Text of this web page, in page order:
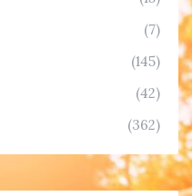
(7)
(145)
(42)
(362)